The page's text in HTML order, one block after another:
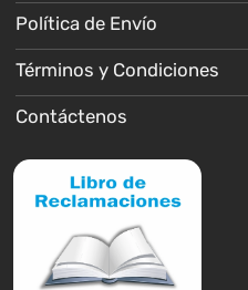
Política de Envío
Términos y Condiciones
Contáctenos